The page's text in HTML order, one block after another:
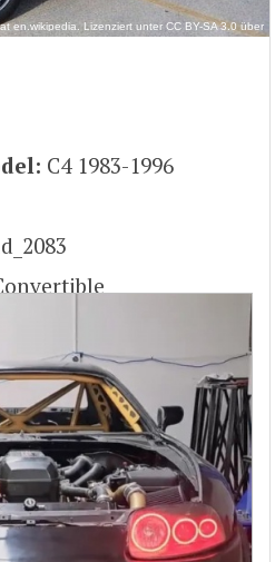
en.wikipedia. Lizenziert unter CC BY-SA 3.0 über
commons.wikimedia.org/wiki/File:1984-Corvette-
C4 1983-1996